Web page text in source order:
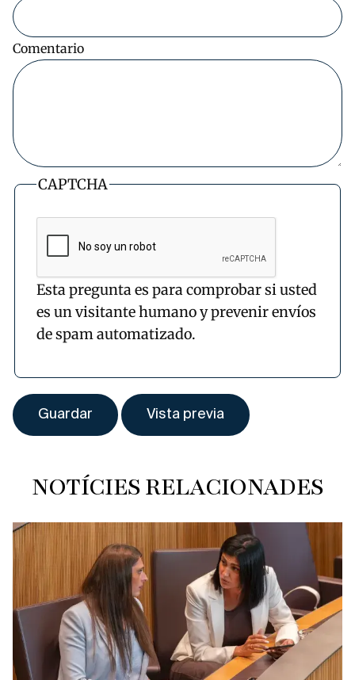
Comentario
CAPTCHA
Esta pregunta es para comprobar si usted
es un visitante humano y prevenir envíos
de spam automatizado.
NOTÍCIES RELACIONADES